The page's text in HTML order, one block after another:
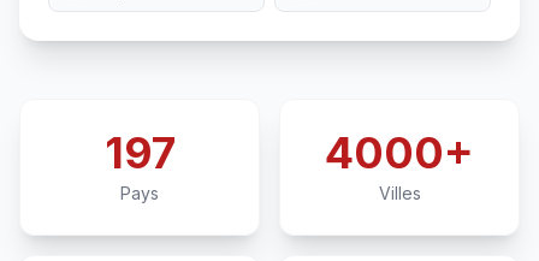
197
Pays
4000+
Villes